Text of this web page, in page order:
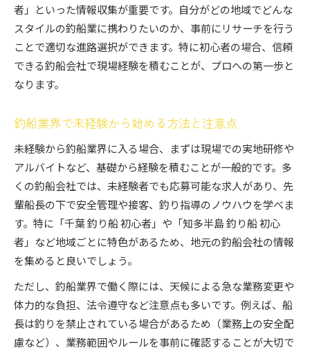
者」といった情報収集が重要です。自分がどの地域でどんな
スタイルの釣船業に携わりたいのか、事前にリサーチを行う
ことで適切な進路選択ができます。特に初心者の場合、信頼
できる釣船会社で現場経験を積むことが、プロへの第一歩と
なります。
釣船業界で未経験から始める方法と注意点
未経験から釣船業界に入る場合、まずは現場での実地研修や
アルバイトなど、基礎から経験を積むことが一般的です。多
くの釣船会社では、未経験者でも応募可能な求人があり、先
輩船長の下で安全管理や接客、釣り指導のノウハウを学べま
す。特に「千葉 釣り船 初心者」や「知多半島 釣り船 初心
者」など地域ごとに特色があるため、地元の釣船会社の情報
を集めると良いでしょう。
ただし、釣船業界で働く際には、天候による急な業務変更や
体力的な負担、法令遵守など注意点も多いです。例えば、船
長は釣りを禁止されている場合があるため（業務上の安全配
慮など）、業務範囲やルールを事前に確認することが大切で